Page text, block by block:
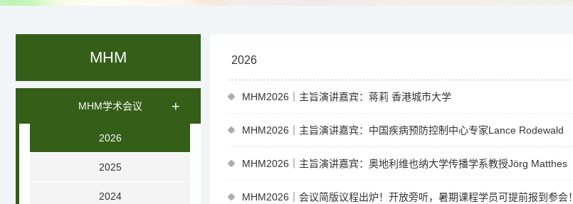
MHM
MHM学术会议 +
2026
2025
2024
2026
MHM2026｜主旨演讲嘉宾：蒋莉 香港城市大学
MHM2026｜主旨演讲嘉宾：中国疾病预防控制中心专家Lance Rodewald
MHM2026｜主旨演讲嘉宾：奥地利维也纳大学传播学系教授Jörg Matthes
MHM2026｜会议简版议程出炉！开放旁听，暑期课程学员可提前报到参会！